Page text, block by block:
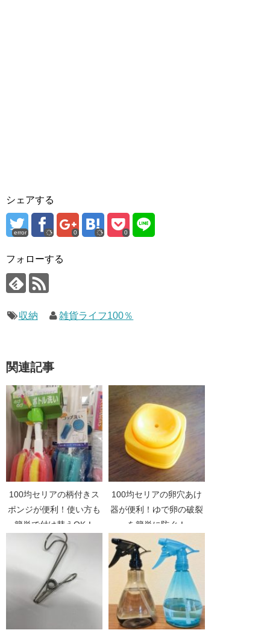
シェアする
error 0 0
フォローする
収納 雑貨ライフ100％
関連記事
100均セリアの柄付きス
ポンジが便利！使い方も
簡単で付け替えOK！
100均セリアの卵穴あけ
器が便利！ゆで卵の破裂
を簡単に防ぐ！